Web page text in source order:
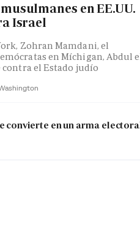
en EE.UU.
Israel
Zohran Mamdani, el
en Míchigan, Abdul
el Estado judío
convierte en un arma